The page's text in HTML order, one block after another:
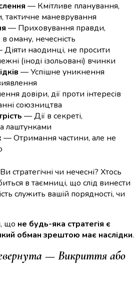
— Кмітливе планування,
тактичне маневрування
— Приховування правди,
оману, нечесність
наодинці, не просити
(іноді ізольовані) вчинки
— Успішне уникнення
довіри, дії проти інтересів
союзництва
— Дії в секреті,
лаштунками
— Отримання частини, але не
стратегічні чи нечесні? Хтось
в таємниці, що слід винести
служить вашій порядності, чи
що не будь-яка стратегія є
обман зрештою має наслідки.
— Викриття або